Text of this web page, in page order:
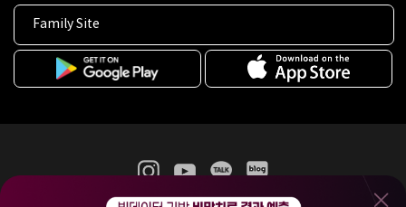
Family Site